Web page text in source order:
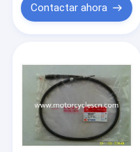
Productos
Sobre nosotros
Visita a la fábrica
Contactar ahora